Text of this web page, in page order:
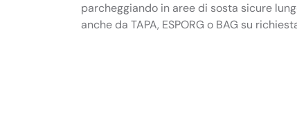
parcheggiando in aree di sosta sicure
anche da TAPA, ESPORG o BAG su